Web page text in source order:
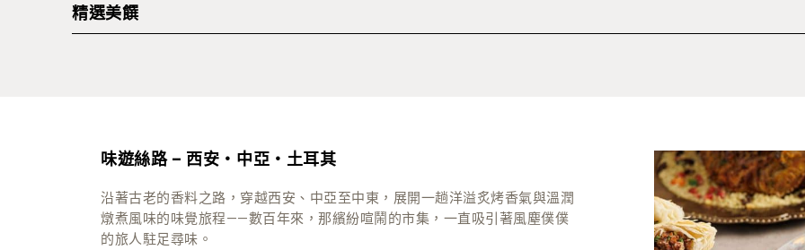
精選美饌
意式香草燒豬腩
香檸蒜汁羊架
普羅旺斯燉蔬菜
開心果提拉米蘇
西班牙焦糖燉蛋
葡式蛋撻
味遊絲路 – 西安‧中亞‧土耳其
沿著古老的香料之路，穿越西安、中亞至中東，展開一趟洋溢炙烤香氣與溫潤
燉煮風味的味覺旅程——數百年來，那繽紛喧鬧的市集，一直吸引著風塵僕僕
的旅人駐足尋味。